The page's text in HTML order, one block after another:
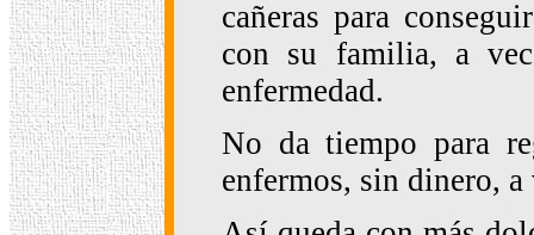
cañeras para
con su familia, a
enfermedad.
No da tiempo para
enfermos, sin dinero, a